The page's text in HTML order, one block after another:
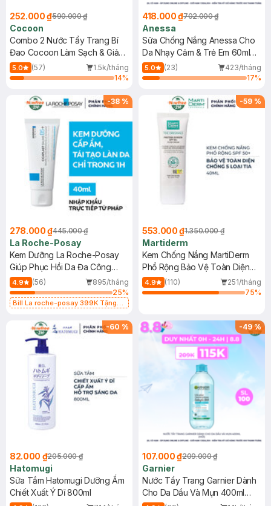
252.000 ₫590.000 ₫
Cocoon
Combo 2 Nước Tẩy Trang Bí
Đao Cocoon Làm Sạch & Giảm
Dầu 500ml
5.0 (57)
1.5k/tháng
14%
418.000 ₫702.000 ₫
Anessa
Sữa Chống Nắng Anessa Cho
Da Nhạy Cảm & Trẻ Em 60ml
(Mới)
5.0 (23)
423/tháng
17%
-38 %
278.000 ₫445.000 ₫
La Roche-Posay
Kem Dưỡng La Roche-Posay
Giúp Phục Hồi Da Đa Công
Dụng 40ml
4.9 (56)
895/tháng
25%
Bill La roche-posay 399K Tặng
(SL có hạn)
-59 %
553.000 ₫1.350.000 ₫
Martiderm
Kem Chống Nắng MartiDerm
Phổ Rộng Bảo Vệ Toàn Diện
40ml
4.9 (110)
251/tháng
75%
-60 %
82.000 ₫205.000 ₫
Hatomugi
Sữa Tắm Hatomugi Dưỡng Ẩm
Chiết Xuất Ý Dĩ 800ml
-49%
107.000 ₫209.000 ₫
Garnier
Nước Tẩy Trang Garnier Dành
Cho Da Dầu Và Mụn 400ml